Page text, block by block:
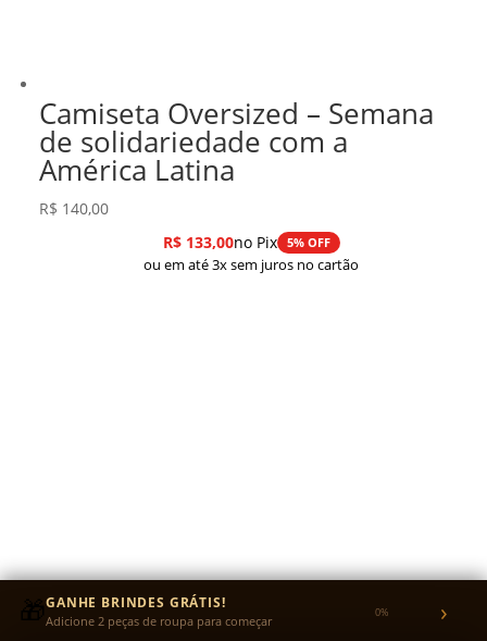
Camiseta Oversized – Semana
de solidariedade com a
América Latina
R$ 140,00
R$133,00no Pix 5% OFF
ou em até 3x sem juros no cartão
TROCAS
Recebeu com avaria? A troca é grátis.
🎁GANHE BRINDES GRÁTIS!
Adicione 2 peças de roupa para começar 0% ›